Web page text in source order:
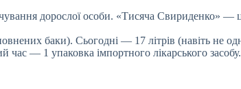
дорослої особи. «Тисяча Свириденко» —
баки). Сьогодні — 17 літрів (навіть не
— 1 упаковка імпортного лікарського засобу.